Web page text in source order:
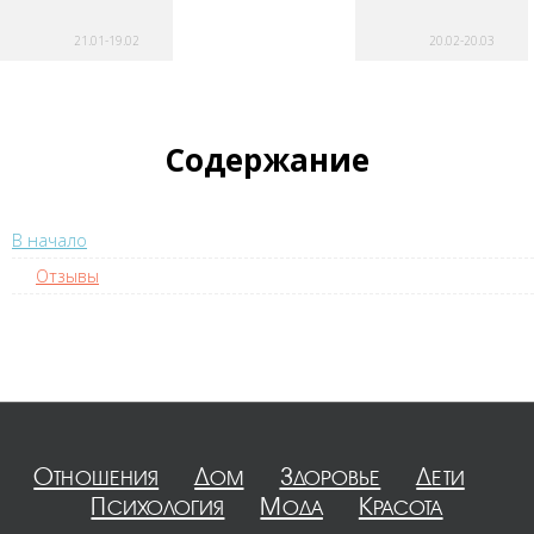
21.01-19.02 20.02-20.03
Содержание
В начало
Отзывы
Отношения Дом Здоровье
Дети
Психология
Мода Красота